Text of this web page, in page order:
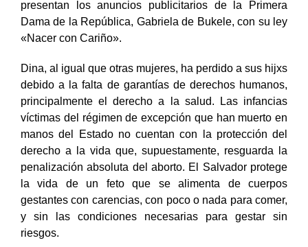
presentan los anuncios publicitarios de la Primera
Dama de la República, Gabriela de Bukele, con su ley
«Nacer con Cariño».
Dina, al igual que otras mujeres, ha perdido a sus hijxs
debido a la falta de garantías de derechos humanos,
principalmente el derecho a la salud. Las infancias
víctimas del régimen de excepción que han muerto en
manos del Estado no cuentan con la protección del
derecho a la vida que, supuestamente, resguarda la
penalización absoluta del aborto. El Salvador protege
la vida de un feto que se alimenta de cuerpos
gestantes con carencias, con poco o nada para comer,
y sin las condiciones necesarias para gestar sin
riesgos.